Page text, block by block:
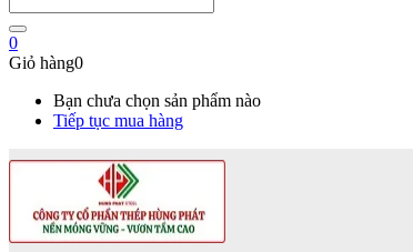
0
Giỏ hàng0
Bạn chưa chọn sản phẩm nào
Tiếp tục mua hàng